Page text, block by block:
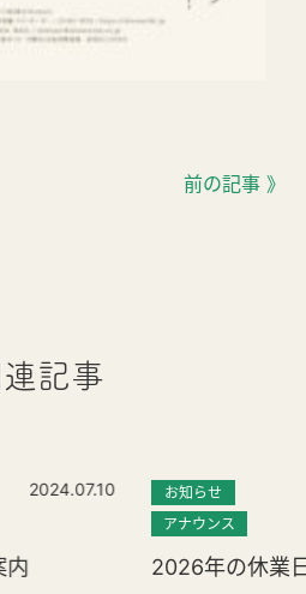
前の記事 》
記事
2024.07.10
内
お知らせ
アナウンス
2026年の休業